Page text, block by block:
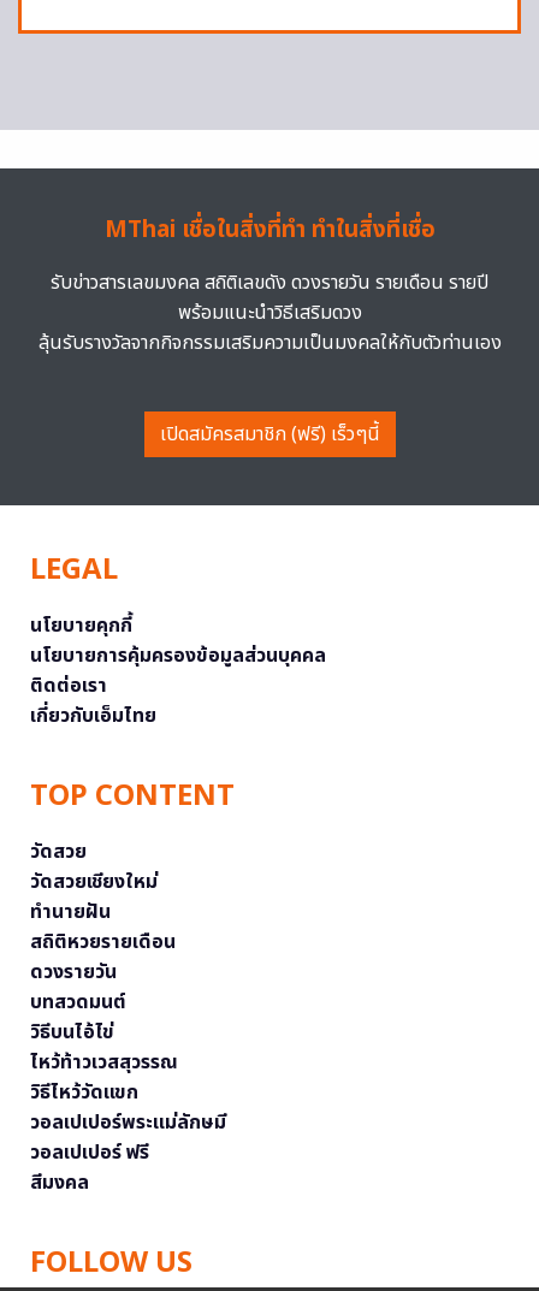
MThai เชื่อในสิ่งที่ทำ ทำในสิ่งที่เชื่อ
รับข่าวสารเลขมงคล สถิติเลขดัง ดวงรายวัน รายเดือน รายปี
พร้อมแนะนำวิธีเสริมดวง
ลุ้นรับรางวัลจากกิจกรรมเสริมความเป็นมงคลให้กับตัวท่านเอง
เปิดสมัครสมาชิก (ฟรี) เร็วๆนี้
LEGAL
นโยบายคุกกี้
นโยบายการคุ้มครองข้อมูลส่วนบุคคล
ติดต่อเรา
เกี่ยวกับเอ็มไทย
TOP CONTENT
วัดสวย
วัดสวยเชียงใหม่
ทำนายฝัน
สถิติหวยรายเดือน
ดวงรายวัน
บทสวดมนต์
วิธีบนไอ้ไข่
ไหว้ท้าวเวสสุวรรณ
วิธีไหว้วัดแขก
วอลเปเปอร์พระแม่ลักษมี
วอลเปเปอร์ ฟรี
สีมงคล
FOLLOW US